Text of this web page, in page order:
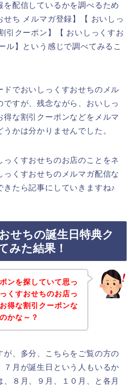
を配信しているかを調べるため
せち メルマガ登録】【 おいしっ
引クーポン】【 おいしっくすお
ル】という感じで調べてみるこ
ドでおいしっくすおせちのメル
ですが、残念ながら、おいしっ
得な割引クーポンなどをメルマ
かは分かりませんでした。
っくすおせちのお店のことをネ
っくすおせちのメルマガ配信な
きたら記事にしていきますね♪
せちの誕生日特典ク
みた結果！
ンを探していて思っ
くすおせちのお店っ
得な割引クーポンな
かな～？
が、多分、こちらをご覧の方の
７月が誕生日という人もいるか
、８月、９月、１０月、と各月